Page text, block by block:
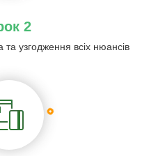
2
узгодження всіх нюансів